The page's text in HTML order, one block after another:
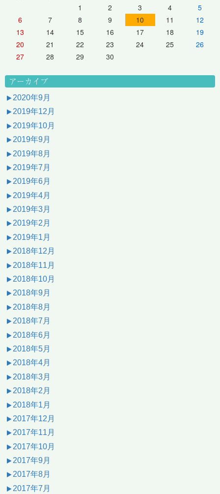
1 2 3 4
5
6
7 8 9 10 11
12
13
14 15 16 17 18
19
20
21 22 23 24 25
26
27
28 29 30
アーカイブ
2020年9月
2019年12月
2019年10月
2019年9月
2019年8月
2019年7月
2019年6月
2019年4月
2019年3月
2019年2月
2019年1月
2018年12月
2018年11月
2018年10月
2018年9月
2018年8月
2018年7月
2018年6月
2018年5月
2018年4月
2018年3月
2018年2月
2018年1月
2017年12月
2017年11月
2017年10月
2017年9月
2017年8月
2017年7月